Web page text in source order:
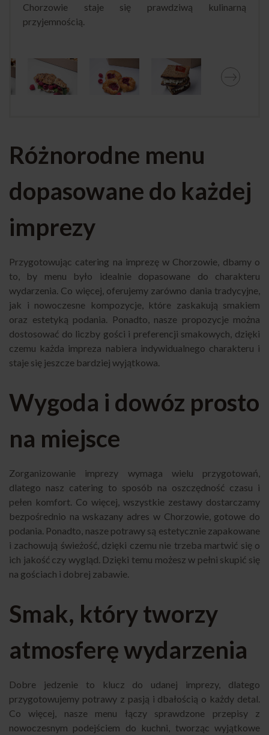
Chorzowie staje się prawdziwą kulinarną
przyjemnością.
Różnorodne menu
dopasowane do każdej
imprezy
Przygotowując catering na imprezę w Chorzowie, dbamy o
to, by menu było idealnie dopasowane do charakteru
wydarzenia. Co więcej, oferujemy zarówno dania tradycyjne,
jak i nowoczesne kompozycje, które zaskakują smakiem
oraz estetyką podania. Ponadto, nasze propozycje można
dostosować do liczby gości i preferencji smakowych, dzięki
czemu każda impreza nabiera indywidualnego charakteru i
staje się jeszcze bardziej wyjątkowa.
Wygoda i dowóz prosto
na miejsce
Zorganizowanie imprezy wymaga wielu przygotowań,
dlatego nasz catering to sposób na oszczędność czasu i
pełen komfort. Co więcej, wszystkie zestawy dostarczamy
bezpośrednio na wskazany adres w Chorzowie, gotowe do
podania. Ponadto, nasze potrawy są estetycznie zapakowane
i zachowują świeżość, dzięki czemu nie trzeba martwić się o
ich jakość czy wygląd. Dzięki temu możesz w pełni skupić się
na gościach i dobrej zabawie.
Smak, który tworzy
atmosferę wydarzenia
Dobre jedzenie to klucz do udanej imprezy, dlatego
przygotowujemy potrawy z pasją i dbałością o każdy detal.
Co więcej, nasze menu łączy sprawdzone przepisy z
nowoczesnym podejściem do kuchni, tworząc wyjątkowe